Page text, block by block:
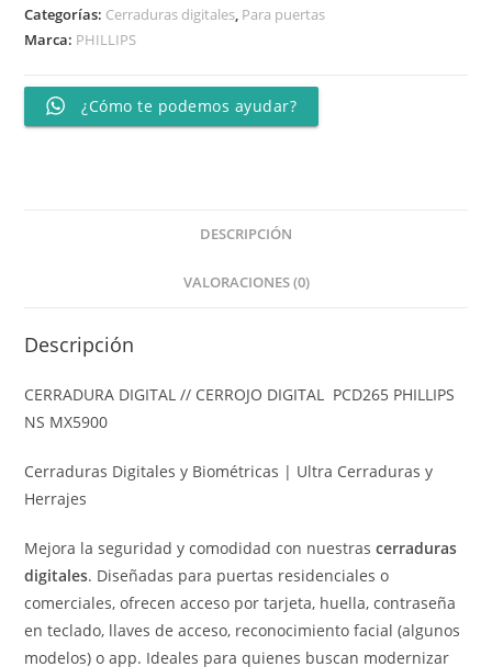
Categorías: Cerraduras digitales, Para puertas
Marca: PHILLIPS
¿Cómo te podemos ayudar?
DESCRIPCIÓN
VALORACIONES (0)
Descripción
CERRADURA DIGITAL // CERROJO DIGITAL PCD265 PHILLIPS
NS MX5900
Cerraduras Digitales y Biométricas | Ultra Cerraduras y
Herrajes
Mejora la seguridad y comodidad con nuestrascerraduras
digitales. Diseñadas para puertas residenciales o
comerciales, ofrecen acceso por tarjeta, huella, contraseña
en teclado, llaves de acceso, reconocimiento facial (algunos
modelos) o app. Ideales para quienes buscan modernizar